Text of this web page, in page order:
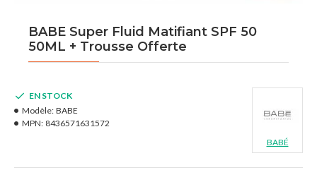
BABE Super Fluid Matifiant SPF 50
50ML + Trousse Offerte
EN STOCK
Modèle: BABE
MPN: 8436571631572
BABÉ